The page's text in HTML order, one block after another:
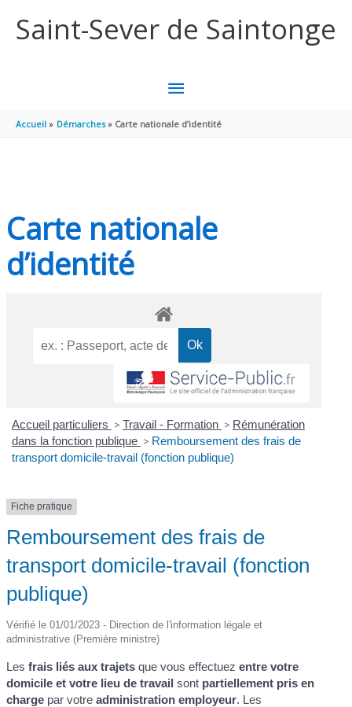
Saint-Sever de Saintonge
MENU
PRINCIPAL
Accueil Démarches Carte nationale d’identité
Carte nationale
d’identité
Accueil particuliers > Travail - Formation > Rémunération
dans la fonction publique > Remboursement des frais de
transport domicile-travail (fonction publique)
Fiche pratique
Remboursement des frais de
transport domicile-travail (fonction
publique)
Vérifié le 01/01/2023 - Direction de l'information légale et
administrative (Première ministre)
Lesfrais liés aux trajets que vous effectuezentre votre
domicile et votre lieu de travail sont partiellement pris en
charge par votreadministration employeur. Les